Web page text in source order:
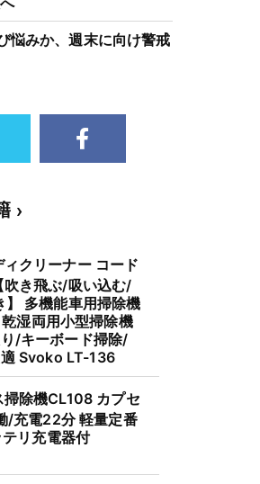
悩みか、週末に向け警戒
ィクリーナー コード
吹き飛ぶ/吸い込む/
】 多機能車用掃除機
湿両用小型掃除機
/キーボード掃除/
Svoko LT-136
除機CL108 カプセ
/充電22分 軽量定番
リ充電器付